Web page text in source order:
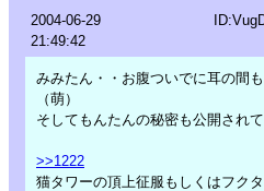
2004-06-29
21:49:42
みみたん・・お腹ついでに耳の間
（萌）
そしてもんたんの秘密も公開されて
>>1222
猫タワーの頂上征服もしくはフク